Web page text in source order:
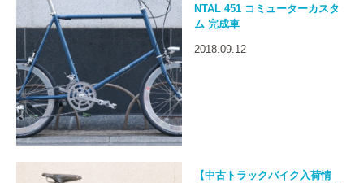
NTAL 451 コミューターカスタ
ム 完成車
2018.09.12
【中古トラックバイク入荷情